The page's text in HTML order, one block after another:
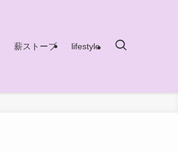
薪ストーブ lifestyle